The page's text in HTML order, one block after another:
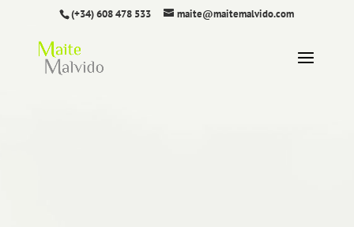
(+34) 608 478 533 maite@maitemalvido.com